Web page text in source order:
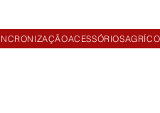
ACESSÓRIOS